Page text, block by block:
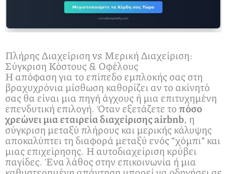
Πλήρης Διαχείριση vs Μερική Διαχείριση:
Σύγκριση Κόστους & Οφέλους
Η απόφαση για το επίπεδο εμπλοκής σας στη
βραχυχρόνια μίσθωση καθορίζει αν το ακίνητό
σας θα είναι μια πηγή άγχους ή μια επιτυχημένη
επενδυτική επιλογή. Όταν εξετάζετε τοπόσο
χρεώνει μια εταιρεία διαχείρισης airbnb, η
σύγκριση μεταξύ πλήρους και μερικής κάλυψης
αποκαλύπτει τη διαφορά μεταξύ ενός “χόμπι” και
μιας επιχείρησης. Η αυτοδιαχείριση κρύβει
παγίδες. Ένα λάθος στην επικοινωνία ή μια